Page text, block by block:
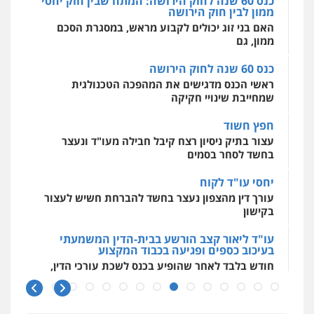
מרכז התחלה חדשה
אסירים עבירות מין שירותים מקצועיים
לעורכי דין
ממון לבין חוק הירושה
האם בני זוג יכולים לקבוע מראש, במסגרת הסכם
ממון, גם
כנס 60 שנה לחוק הירושה
ראשי הכנס מדגישים את המהפכה הטכנולגית
שמחייבת שינויי חקיקה
חפץ חשוד
עצור בתיק ניסיון רצח קיבל חבילה מעו"ד ונעצר
בחשד לסחר בסמים
יחסי עו"ד לקוח
עורך דין מהצפון נעצר בחשד להברחת חשיש לעצור
בקישון
עו"ד ליאור קצב הורשע בבית-הדין המשמעתי
בעיכוב כספים ופגיעה בכבוד המקצוע
חודש בלבד לאחר שהופיע בכנס לשכת עורכי הדין,